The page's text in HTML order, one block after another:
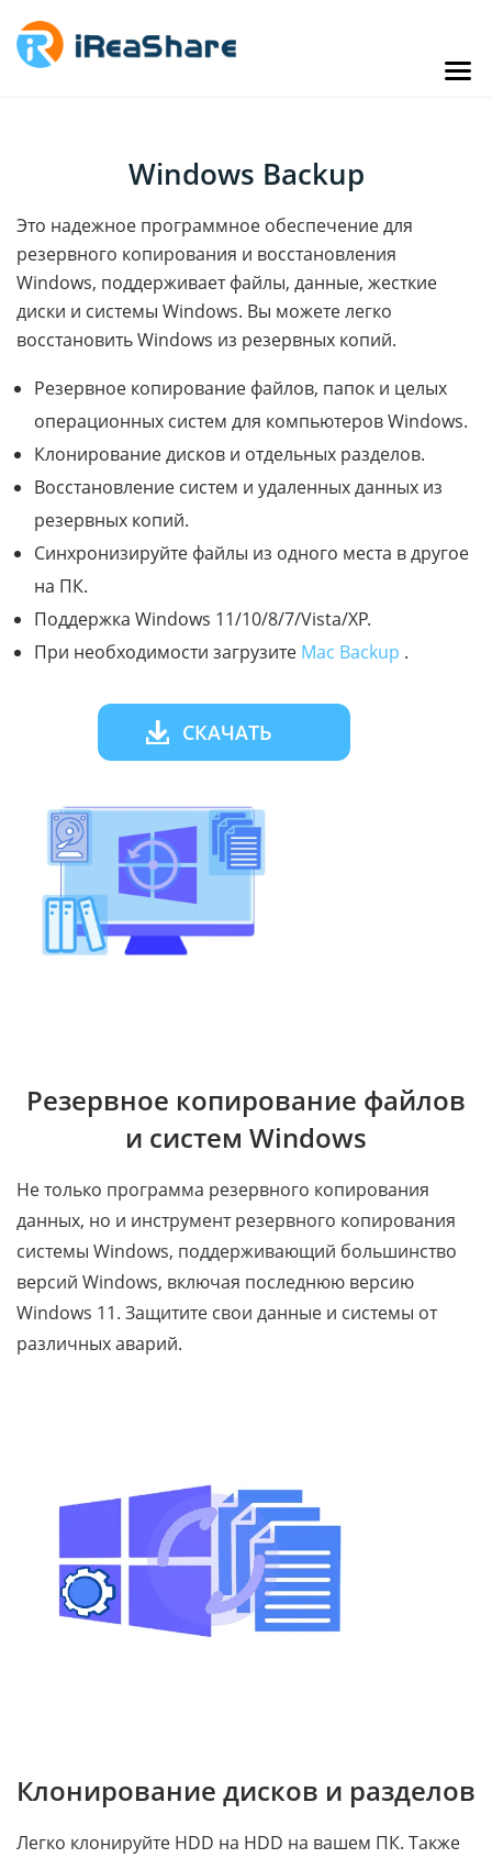
Windows Backup
Это надежное программное обеспечение для
резервного копирования и восстановления
Windows, поддерживает файлы, данные, жесткие
диски и системы Windows. Вы можете легко
восстановить Windows из резервных копий.
Резервное копирование файлов, папок и целых
операционных систем для компьютеров Windows.
Клонирование дисков и отдельных разделов.
Восстановление систем и удаленных данных из
резервных копий.
Синхронизируйте файлы из одного места в другое
на ПК.
Поддержка Windows 11/10/8/7/Vista/XP.
При необходимости загрузите Mac Backup .
СКАЧАТЬ
Резервное копирование файлов
и систем Windows
Не только программа резервного копирования
данных, но и инструмент резервного копирования
системы Windows, поддерживающий большинство
версий Windows, включая последнюю версию
Windows 11. Защитите свои данные и системы от
различных аварий.
Клонирование дисков и разделов
Легко клонируйте HDD на HDD на вашем ПК. Также